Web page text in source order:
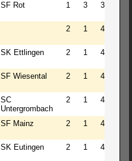
SF Rot 1 3 3
2 1 4
SK Ettlingen 2 1 4
SF Wiesental 2 1 4
SC
Untergrombach
2 1 4
SF Mainz 2 1 4
SK Eutingen 2 1 4